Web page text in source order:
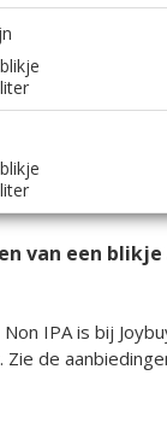
van een blikje
IPA is bij
de